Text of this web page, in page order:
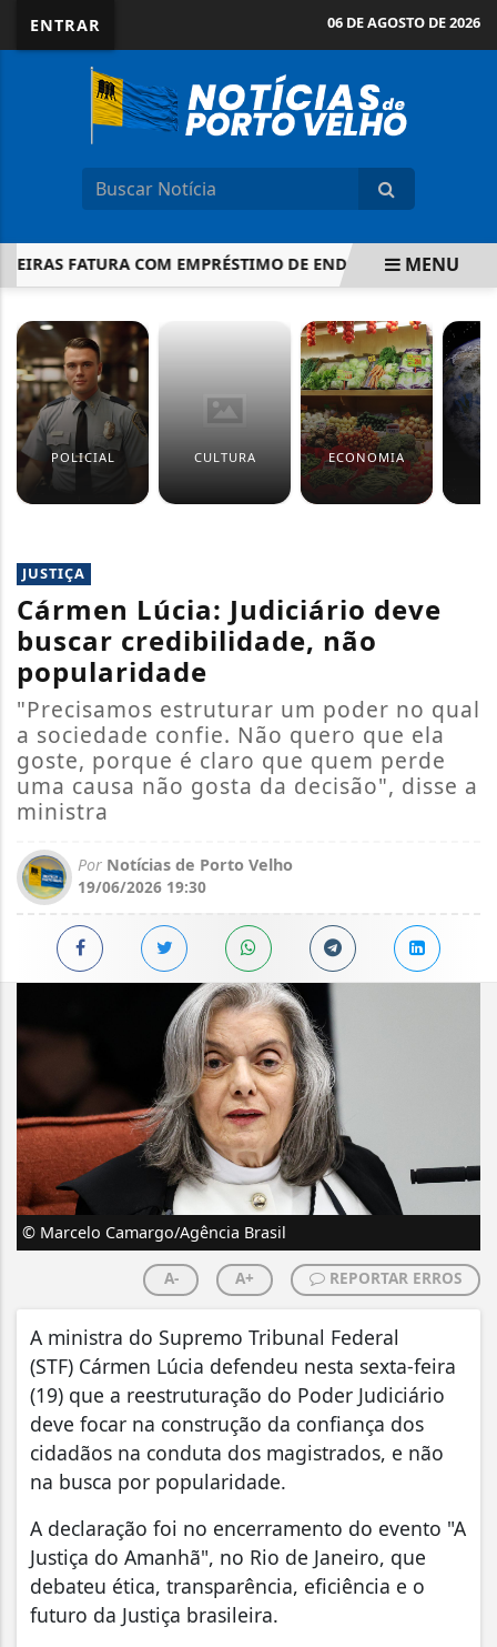
ENTRAR 06 DE AGOSTO DE 2026
FATURA COM EMPRÉSTIMO DE ENDRICK AO LYON? VEJA
MENU
POLICIAL CULTURA ECONOMIA
JUSTIÇA
Cármen Lúcia: Judiciário deve
buscar credibilidade, não
popularidade
"Precisamos estruturar um poder no qual
a sociedade confie. Não quero que ela
goste, porque é claro que quem perde
uma causa não gosta da decisão", disse a
ministra
Por Notícias de Porto Velho
19/06/2026 19:30
© Marcelo Camargo/Agência Brasil
A- A+ REPORTAR ERROS
A ministra do Supremo Tribunal Federal
(STF) Cármen Lúcia defendeu nesta sexta-feira
(19) que a reestruturação do Poder Judiciário
deve focar na construção da confiança dos
cidadãos na conduta dos magistrados, e não
na busca por popularidade.
A declaração foi no encerramento do evento "A
Justiça do Amanhã", no Rio de Janeiro, que
debateu ética, transparência, eficiência e o
futuro da Justiça brasileira.